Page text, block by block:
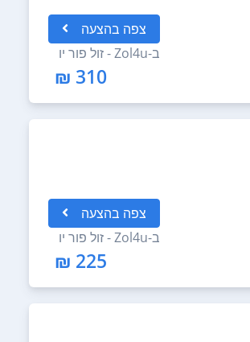
צפה בהצעה
ב-Zol4u - זול פור יו
310 ₪
צפה בהצעה
ב-Zol4u - זול פור יו
225 ₪